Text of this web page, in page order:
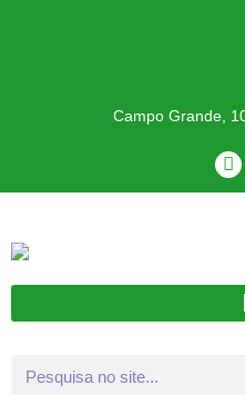
Campo Grande,